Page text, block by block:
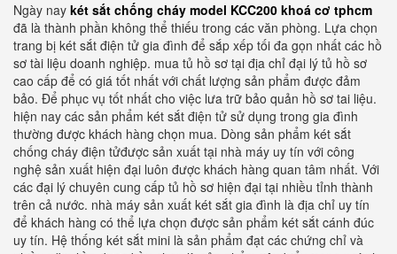
Ngày nay két sắt chống cháy model KCC200 khoá cơ tphcm
đã là thành phần không thể thiếu trong các văn phòng. Lựa chọn
trang bị két sắt điện tử gia đình để sắp xếp tối đa gọn nhất các hồ
sơ tài liệu doanh nghiệp. mua tủ hồ sơ tại địa chỉ đại lý tủ hồ sơ
cao cấp để có giá tốt nhất với chất lượng sản phẩm được đảm
bảo. Để phục vụ tốt nhất cho việc lưa trữ bảo quản hồ sơ tai liệu.
hiện nay các sản phẩm két sắt điện tử sử dụng trong gia đình
thường được khách hàng chọn mua. Dòng sản phẩm két sắt
chống cháy điện tửđược sản xuất tại nhà máy uy tín với công
nghệ sản xuất hiện đại luôn được khách hàng quan tâm nhất. Với
các đại lý chuyên cung cấp tủ hồ sơ hiện đại tại nhiều tỉnh thành
trên cả nước. nhà máy sản xuất két sắt gia đình là địa chỉ uy tín
để khách hàng có thể lựa chọn được sản phẩm két sắt cánh đúc
uy tín. Hệ thống két sắt mini là sản phẩm đạt các chứng chỉ và